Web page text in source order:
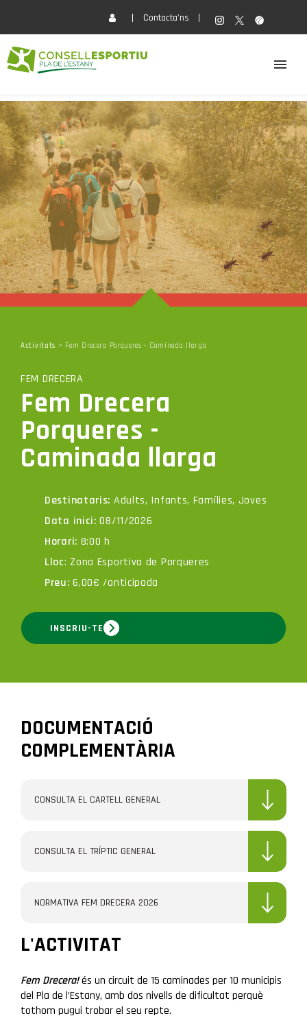
Contacta'ns
EL CONSELL
ACTIVITATS
SERVEIS
FORMACIÓ
ACTUALITAT
Activitats > Fem Drecera Porqueres - Caminada llarga
FEM DRECERA
Fem Drecera
Porqueres -
Caminada llarga
Destinataris: Adults, Infants, Famílies, Joves
Data inici:08/11/2026
Horari: 8:00 h
Lloc: Zona Esportiva de Porqueres
Preu:6,00€ /anticipada
INSCRIU-TE
L'ACTIVITAT
Fem Drecera!és un circuit de 15 caminades per 10 municipis
del Pla de l’Estany, amb dos nivells de dificultat perquè
tothom pugui trobar el seu repte.
DOCUMENTACIÓ
COMPLEMENTÀRIA
CONSULTA EL CARTELL GENERAL
CONSULTA EL TRÍPTIC GENERAL
NORMATIVA FEM DRECERA 2026